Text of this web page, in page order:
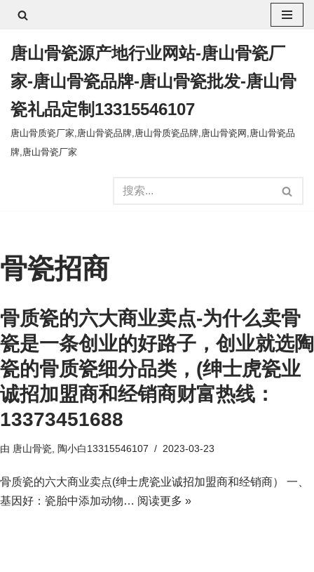
至
正
唐山骨瓷源产地行业网站-唐山骨瓷厂
家-唐山骨瓷品牌-唐山骨瓷批发-唐山骨
瓷礼品定制13315546107
唐山骨质瓷厂家,唐山骨瓷品牌,唐山骨质瓷品牌,唐山骨瓷网,唐山骨瓷品
牌,唐山骨瓷厂家
骨瓷招商
骨质瓷的六大商业卖点-为什么卖骨
瓷是一条创业的好路子，创业就选陶
瓷的骨质瓷细分品类，(绅士虎瓷业
诚招加盟商和经销商财富热线：
13373451688
由 唐山骨瓷, 陶小白13315546107 2023-03-23
骨质瓷的六大商业卖点(绅士虎瓷业诚招加盟商和经销商） 一、
基因好：瓷胎中添加动物… 阅读更多 »